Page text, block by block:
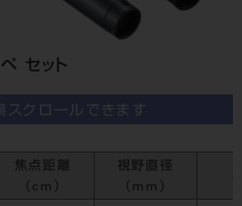
セット
スクロールできます
焦点距離
（cm）
視野直径
（mm）